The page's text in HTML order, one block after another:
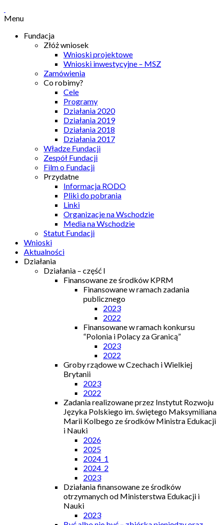
Menu
Fundacja
Złóż wniosek
Wnioski projektowe
Wnioski inwestycyjne – MSZ
Zamówienia
Co robimy?
Cele
Programy
Działania 2020
Działania 2019
Działania 2018
Działania 2017
Władze Fundacji
Zespół Fundacji
Film o Fundacji
Przydatne
Informacja RODO
Pliki do pobrania
Linki
Organizacje na Wschodzie
Media na Wschodzie
Statut Fundacji
Wnioski
Aktualności
Działania
Działania – część I
Finansowane ze środków KPRM
Finansowane w ramach zadania
publicznego
2023
2022
Finansowane w ramach konkursu
“Polonia i Polacy za Granicą”
2023
2022
Groby rządowe w Czechach i Wielkiej
Brytanii
2023
2022
Zadania realizowane przez Instytut Rozwoju
Języka Polskiego im. świętego Maksymiliana
Marii Kolbego ze środków Ministra Edukacji
i Nauki
2026
2025
2024_1
2024_2
2023
Działania finansowane ze środków
otrzymanych od Ministerstwa Edukacji i
Nauki
2023